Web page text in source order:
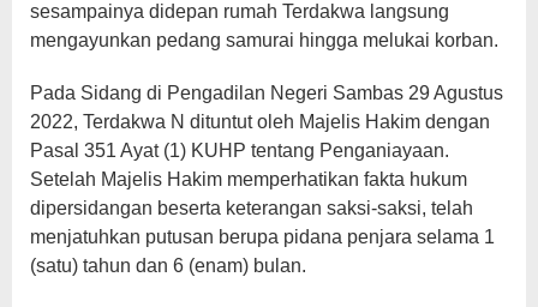
sesampainya didepan rumah Terdakwa langsung
mengayunkan pedang samurai hingga melukai korban.
Pada Sidang di Pengadilan Negeri Sambas 29 Agustus
2022, Terdakwa N dituntut oleh Majelis Hakim dengan
Pasal 351 Ayat (1) KUHP tentang Penganiayaan.
Setelah Majelis Hakim memperhatikan fakta hukum
dipersidangan beserta keterangan saksi-saksi, telah
menjatuhkan putusan berupa pidana penjara selama 1
(satu) tahun dan 6 (enam) bulan.